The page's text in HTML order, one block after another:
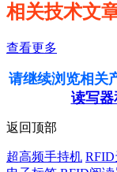
相关技术文
查看更多
请继续浏览相关
读写
返回顶部
超高频手持机